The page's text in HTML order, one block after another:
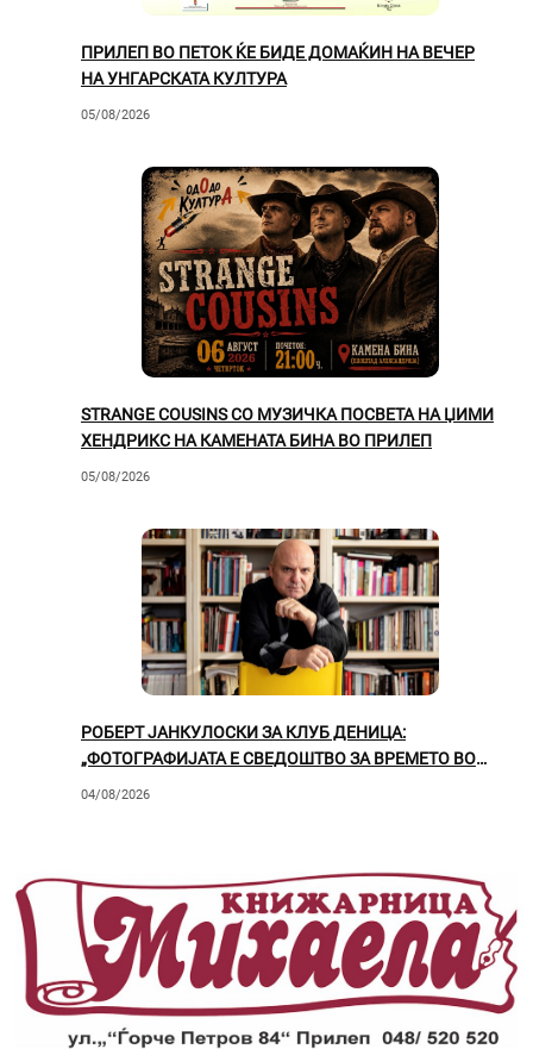
ПРИЛЕП ВО ПЕТОК ЌЕ БИДЕ ДОМАЌИН НА ВЕЧЕР
НА УНГАРСКАТА КУЛТУРА
05/08/2026
STRANGE COUSINS СО МУЗИЧКА ПОСВЕТА НА ЏИМИ
ХЕНДРИКС НА КАМЕНАТА БИНА ВО ПРИЛЕП
05/08/2026
РОБЕРТ ЈАНКУЛОСКИ ЗА КЛУБ ДЕНИЦА:
„ФОТОГРАФИЈАТА Е СВЕДОШТВО ЗА ВРЕМЕТО ВО
КОЕ ЖИВЕЕМЕ“
04/08/2026